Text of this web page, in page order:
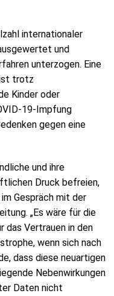
internationaler
und
unterzogen. Eine
trotz
Kinder oder
19-Impfung
gegen eine
und ihre
Druck befreien,
Gespräch mit der
„Es wäre für die
das Vertrauen in den
wenn sich nach
dass diese neuartigen
Nebenwirkungen
Daten nicht